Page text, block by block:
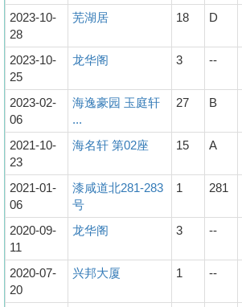
2023-10-
28
芜湖居 18 D
2023-10-
25
龙华阁 3 --
2023-02-
06
海逸豪园 玉庭轩
...
27 B
2021-10-
23
海名轩 第02座 15 A
2021-01-
06
漆咸道北281-283
号
1 281
2020-09-
11
龙华阁 3 --
2020-07-
20
兴邦大厦 1 --